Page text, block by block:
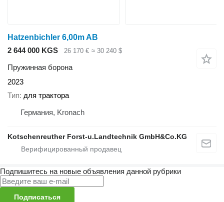
Hatzenbichler 6,00m AB
2 644 000 KGS
26 170 € ≈ 30 240 $
Пружинная борона
2023
Тип для трактора
Германия, Kronach
Kotschenreuther Forst-u.Landtechnik GmbH&Co.KG
Подпишитесь на новые объявления данной рубрики
Подписаться